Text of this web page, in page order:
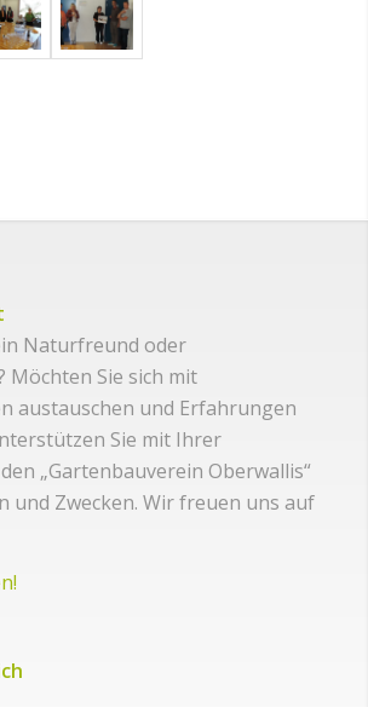
Naturfreund oder
Möchten Sie sich mit
austauschen und Erfahrungen
Sie mit Ihrer
„Gartenbauverein Oberwallis“
und Zwecken. Wir freuen uns auf